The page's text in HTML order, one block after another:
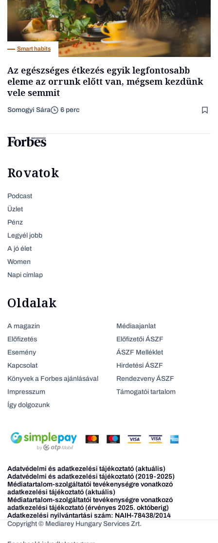
Smart habits
Az egészséges étkezés egyik legfontosabb
eleme az orrunk előtt van, mégsem kezdünk
vele semmit
Somogyi Sára 6 perc
Rovatok
Podcast
Üzlet
Pénz
Legyél jobb
A jó élet
Women
Napi címlap
Oldalak
A magazin
Előfizetés
Esemény
Kapcsolat
Könyvek a Forbes ajánlásával
Impresszum
Így dolgozunk
Médiaajanlat
Előfizetői ÁSZF
ÁSZF Melléklet
Hirdetési ÁSZF
Rendezveny ÁSZF
Támogatói tartalom
Adatvédelmi és adatkezelési tájékoztató (aktuális)
Adatvédelmi és adatkezelési tájékoztató (2019-2025)
Médiatartalom-szolgáltatói tevékenységre vonatkozó
adatkezelési tájékoztató (aktuális)
Médiatartalom-szolgáltatói tevékenységre vonatkozó
adatkezelési tájékoztató (érvényes 2025. októberig)
Adatkezelési nyilvántartási szám: NAIH-78438/2014
Copyright © Mediarey Hungary Services Zrt.